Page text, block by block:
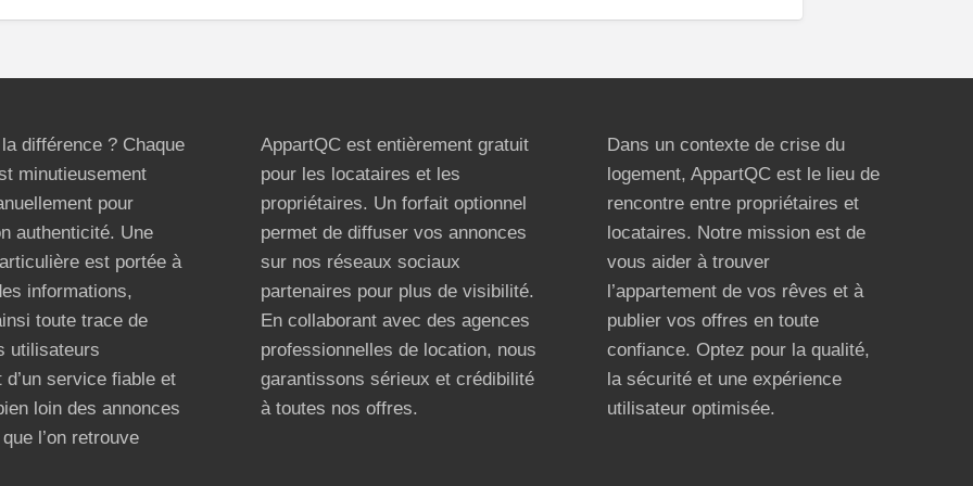
différence ? Chaque
minutieusement
pour
authenticité. Une
est portée à
informations,
toute trace de
utilisateurs
d’un service fiable et
loin des annonces
l’on retrouve
AppartQC est entièrement gratuit
pour les locataires et les
propriétaires. Un forfait optionnel
permet de diffuser vos annonces
sur nos réseaux sociaux
partenaires pour plus de visibilité.
En collaborant avec des agences
professionnelles de location, nous
garantissons sérieux et crédibilité
à toutes nos offres.
Dans un contexte de crise du
logement, AppartQC est le lieu de
rencontre entre propriétaires et
locataires. Notre mission est de
vous aider à trouver
l’appartement de vos rêves et à
publier vos offres en toute
confiance. Optez pour la qualité,
la sécurité et une expérience
utilisateur optimisée.